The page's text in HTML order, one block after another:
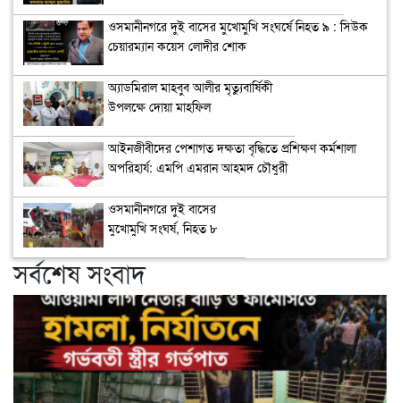
ওসমানীনগরে দুই বাসের মুখোমুখি সংঘর্ষে নিহত ৯ : সিউক
চেয়ারম্যান কয়েস লোদীর শোক
অ্যাডমিরাল মাহবুব আলীর মৃত্যুবার্ষিকী
উপলক্ষে দোয়া মাহফিল
‎আইনজীবীদের পেশাগত দক্ষতা বৃদ্ধিতে প্রশিক্ষণ কর্মশালা
অপরিহার্য: এমপি এমরান আহমদ চৌধুরী
ওসমানীনগরে দুই বাসের
মুখোমুখি সংঘর্ষ, নিহত ৮
সর্বশেষ সংবাদ